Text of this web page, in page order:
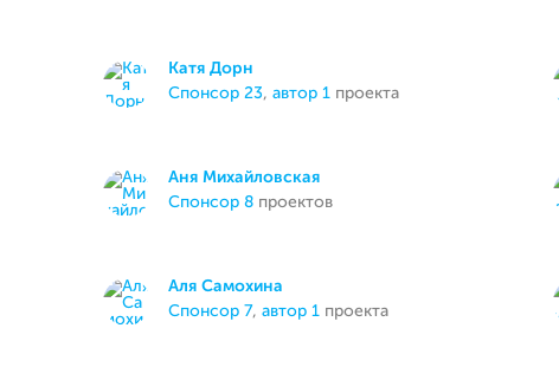
Катя Дорн
спонсор 23, автор 1 проекта
Аня Михайловская
спонсор 8 проектов
Аля Самохина
спонсор 7, автор 1 проекта